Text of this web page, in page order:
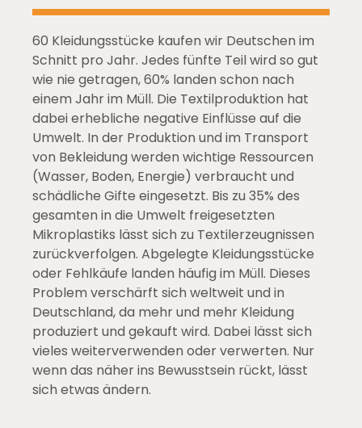
60 Kleidungsstücke kaufen wir Deutschen im
Schnitt pro Jahr. Jedes fünfte Teil wird so gut
wie nie getragen, 60% landen schon nach
einem Jahr im Müll. Die Textilproduktion hat
dabei erhebliche negative Einflüsse auf die
Umwelt. In der Produktion und im Transport
von Bekleidung werden wichtige Ressourcen
(Wasser, Boden, Energie) verbraucht und
schädliche Gifte eingesetzt. Bis zu 35% des
gesamten in die Umwelt freigesetzten
Mikroplastiks lässt sich zu Textilerzeugnissen
zurückverfolgen. Abgelegte Kleidungsstücke
oder Fehlkäufe landen häufig im Müll. Dieses
Problem verschärft sich weltweit und in
Deutschland, da mehr und mehr Kleidung
produziert und gekauft wird. Dabei lässt sich
vieles weiterverwenden oder verwerten. Nur
wenn das näher ins Bewusstsein rückt, lässt
sich etwas ändern.